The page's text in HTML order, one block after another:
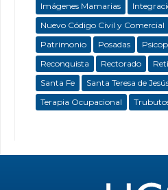
Imágenes Mamarias
Nuevo Código Civil y Comercial
Patrimonio
Posadas
Reconquista
Rectorado
Santa Fe
Santa Teresa de
Terapia Ocupacional